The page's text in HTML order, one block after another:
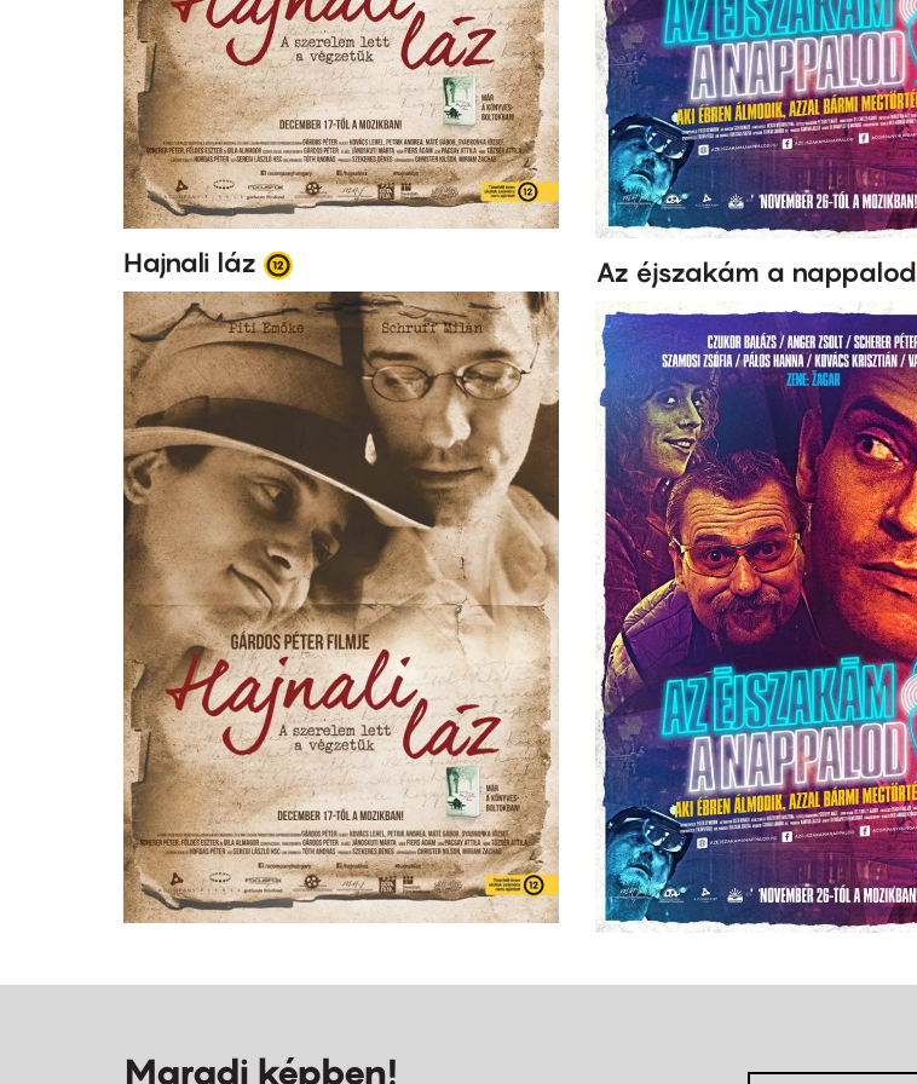
Hajnali láz Az éjszakám a nappalod
Maradj képben!